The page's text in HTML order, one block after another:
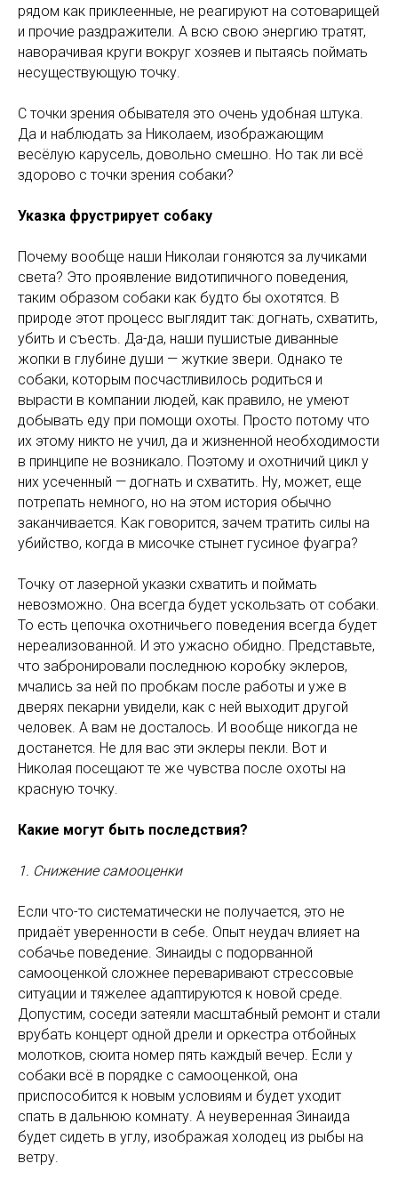
рядом как приклеенные, не реагируют на сотоварищей
и прочие раздражители. А всю свою энергию тратят,
наворачивая круги вокруг хозяев и пытаясь поймать
несуществующую точку.
С точки зрения обывателя это очень удобная штука.
Да и наблюдать за Николаем, изображающим
весёлую карусель, довольно смешно. Но так ли всё
здорово с точки зрения собаки?
Указка фрустрирует собаку
Почему вообще наши Николаи гоняются за лучиками
света? Это проявление видотипичного поведения,
таким образом собаки как будто бы охотятся. В
природе этот процесс выглядит так: догнать, схватить,
убить и съесть. Да-да, наши пушистые диванные
жопки в глубине души — жуткие звери. Однако те
собаки, которым посчастливилось родиться и
вырасти в компании людей, как правило, не умеют
добывать еду при помощи охоты. Просто потому что
их этому никто не учил, да и жизненной необходимости
в принципе не возникало. Поэтому и охотничий цикл у
них усеченный — догнать и схватить. Ну, может, еще
потрепать немного, но на этом история обычно
заканчивается. Как говорится, зачем тратить силы на
убийство, когда в мисочке стынет гусиное фуагра?
Точку от лазерной указки схватить и поймать
невозможно. Она всегда будет ускользать от собаки.
То есть цепочка охотничьего поведения всегда будет
нереализованной. И это ужасно обидно. Представьте,
что забронировали последнюю коробку эклеров,
мчались за ней по пробкам после работы и уже в
дверях пекарни увидели, как с ней выходит другой
человек. А вам не досталось. И вообще никогда не
достанется. Не для вас эти эклеры пекли. Вот и
Николая посещают те же чувства после охоты на
красную точку.
Какие могут быть последствия?
1. Снижение самооценки
Если что-то систематически не получается, это не
придаёт уверенности в себе. Опыт неудач влияет на
собачье поведение. Зинаиды с подорванной
самооценкой сложнее переваривают стрессовые
ситуации и тяжелее адаптируются к новой среде.
Допустим, соседи затеяли масштабный ремонт и стали
врубать концерт одной дрели и оркестра отбойных
молотков, сюита номер пять каждый вечер. Если у
собаки всё в порядке с самооценкой, она
приспособится к новым условиям и будет уходит
спать в дальнюю комнату. А неуверенная Зинаида
будет сидеть в углу, изображая холодец из рыбы на
ветру.